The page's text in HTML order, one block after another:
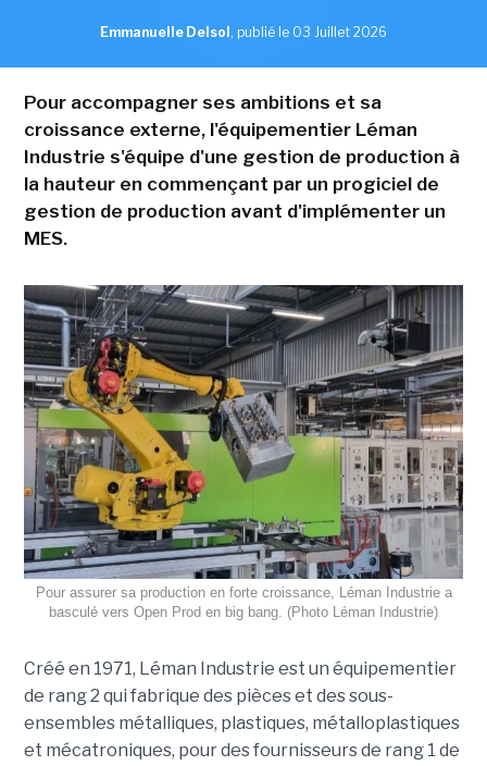
Emmanuelle Delsol , publié le 03 Juillet 2026
Pour accompagner ses ambitions et sa
croissance externe, l'équipementier Léman
Industrie s'équipe d'une gestion de production à
la hauteur en commençant par un progiciel de
gestion de production avant d'implémenter un
MES.
Pour assurer sa production en forte croissance, Léman Industrie a
basculé vers Open Prod en big bang. (Photo Léman Industrie)
Créé en 1971, Léman Industrie est un équipementier
de rang 2 qui fabrique des pièces et des sous-
ensembles métalliques, plastiques, métalloplastiques
et mécatroniques, pour des fournisseurs de rang 1 de